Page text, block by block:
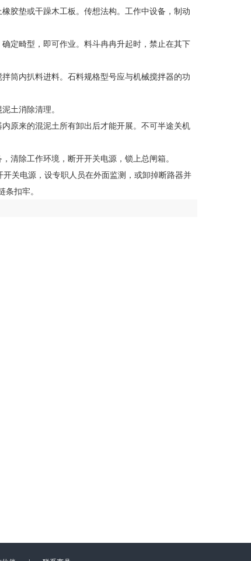
胶垫或干躁木工板。传想法构。工作中设备，制动
定畸型，即可作业。料斗冉冉升起时，禁止在其下
筒内扒料进料。石料规格型号应与机械搅拌器的功
土消除清理。
原来的混泥土所有卸出后才能开展。不可半途关机
清除工作环境，断开开关电源，锁上总闸箱。
关电源，设专职人员在外面监测，或卸掉断路器并
扣牢。